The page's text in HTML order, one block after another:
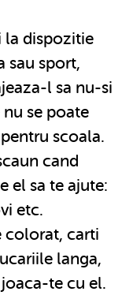
la dispozitie
sau sport,
l sa nu-si
se poate
scoala.
cand
el sa te ajute:
etc.
colorat, carti
langa,
te cu el.